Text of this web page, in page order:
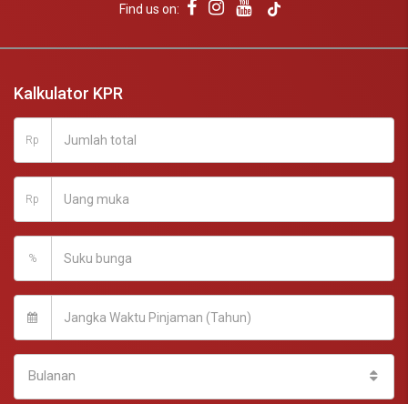
Find us on:
Kalkulator KPR
Rp
Rp
%
Bulanan